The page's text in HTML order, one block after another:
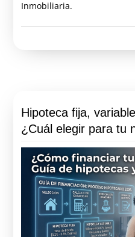
Inmobiliaria.
Hipoteca fija,
¿Cuál elegir para tu